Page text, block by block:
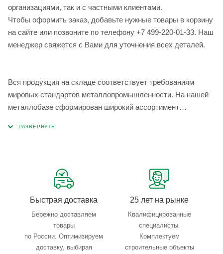
организациями, так и с частными клиентами.
Чтобы оформить заказ, добавьте нужные товары в корзину
на сайте или позвоните по телефону +7 499-220-01-33. Наш
менеджер свяжется с Вами для уточнения всех деталей.
Вся продукция на складе соответствует требованиям
мировых стандартов металлопромышленности. На нашей
металлобазе сформирован широкий ассортимент
Быстрая доставка
Бережно доставляем
товары
по России. Оптимизируем
доставку, выбирая
25 лет на рынке
Квалифицированные
специалисты.
Комплектуем
строительные объекты